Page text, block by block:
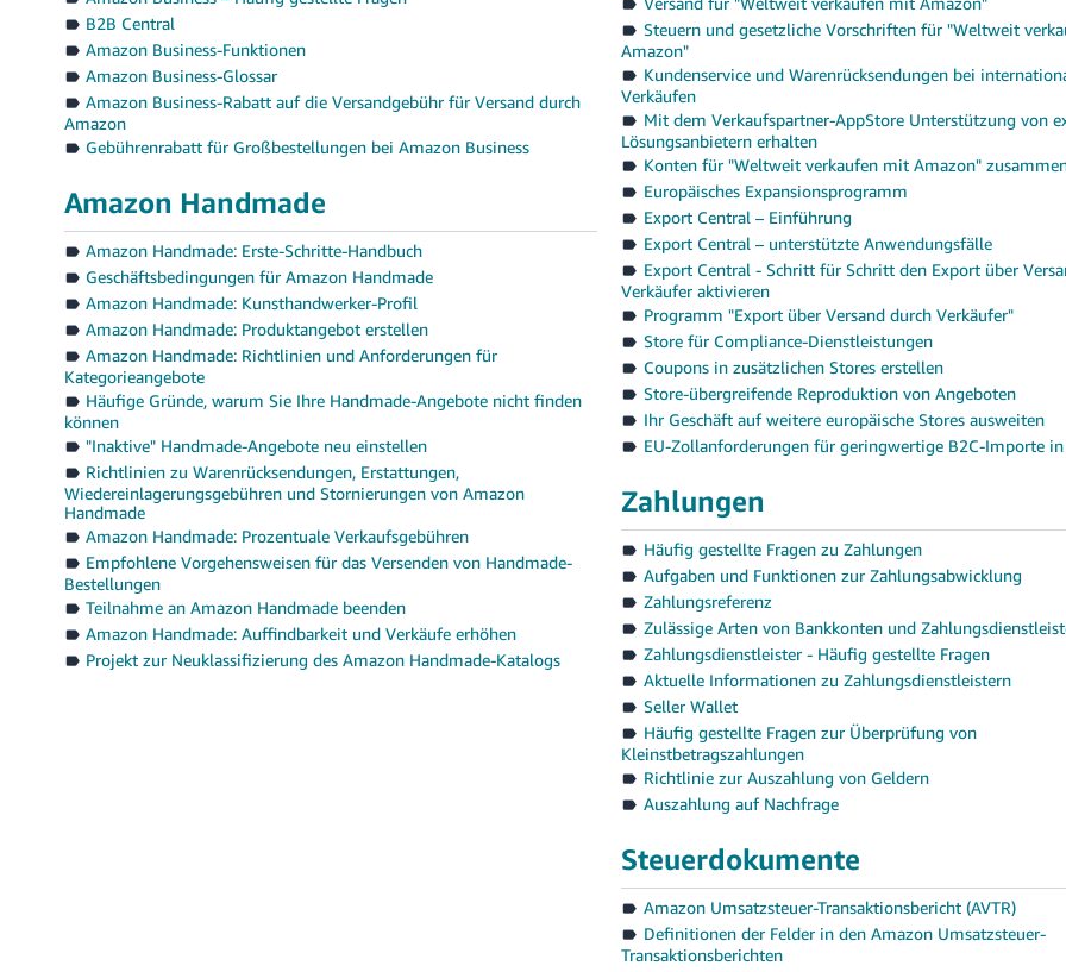
B2B Central
Amazon Business-Funktionen
Amazon Business-Glossar
Amazon Business-Rabatt auf die Versandgebühr für Versand durch
Amazon
Gebührenrabatt für Großbestellungen bei Amazon Business
Amazon Handmade
Amazon Handmade: Erste-Schritte-Handbuch
Geschäftsbedingungen für Amazon Handmade
Amazon Handmade: Kunsthandwerker-Profil
Amazon Handmade: Produktangebot erstellen
Amazon Handmade: Richtlinien und Anforderungen für
Kategorieangebote
Häufige Gründe, warum Sie Ihre Handmade-Angebote nicht finden
können
"Inaktive" Handmade-Angebote neu einstellen
Richtlinien zu Warenrücksendungen, Erstattungen,
Wiedereinlagerungsgebühren und Stornierungen von Amazon
Handmade
Amazon Handmade: Prozentuale Verkaufsgebühren
Empfohlene Vorgehensweisen für das Versenden von Handmade-
Bestellungen
Teilnahme an Amazon Handmade beenden
Amazon Handmade: Auffindbarkeit und Verkäufe erhöhen
Projekt zur Neuklassifizierung des Amazon Handmade-Katalogs
Steuern und gesetzliche Vorschriften für "Weltweit
Amazon"
Kundenservice und Warenrücksendungen bei
Verkäufen
Mit dem Verkaufspartner-AppStore Unterstützung von
Lösungsanbietern erhalten
Konten für "Weltweit verkaufen mit Amazon"
Europäisches Expansionsprogramm
Export Central – Einführung
Export Central – unterstützte Anwendungsfälle
Export Central - Schritt für Schritt den Export über
Verkäufer aktivieren
Programm "Export über Versand durch Verkäufer"
Store für Compliance-Dienstleistungen
Coupons in zusätzlichen Stores erstellen
Store-übergreifende Reproduktion von Angeboten
Ihr Geschäft auf weitere europäische Stores ausweiten
EU-Zollanforderungen für geringwertige B2C-Importe in
Zahlungen
Häufig gestellte Fragen zu Zahlungen
Aufgaben und Funktionen zur Zahlungsabwicklung
Zahlungsreferenz
Zulässige Arten von Bankkonten und
Zahlungsdienstleister - Häufig gestellte Fragen
Aktuelle Informationen zu Zahlungsdienstleistern
Seller Wallet
Häufig gestellte Fragen zur Überprüfung von
Kleinstbetragszahlungen
Richtlinie zur Auszahlung von Geldern
Auszahlung auf Nachfrage
Steuerdokumente
Amazon Umsatzsteuer-Transaktionsbericht (AVTR)
Definitionen der Felder in den Amazon Umsatzsteuer-
Transaktionsberichten